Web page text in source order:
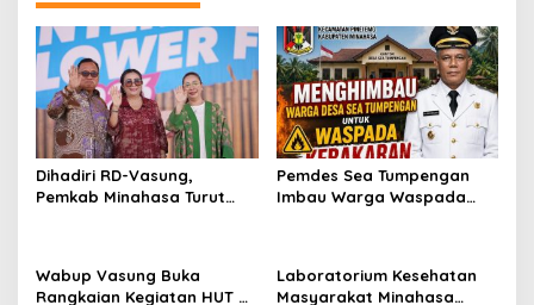
Dihadiri RD-Vasung,
Pemkab Minahasa Turut
Pemdes Sea Tumpengan
Imbau Warga Waspada
Wabup Vasung Buka
Rangkaian Kegiatan HUT RI
Laboratorium Kesehatan
Masyarakat Minahasa